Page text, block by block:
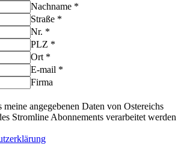
Nachname *
Straße *
Nr. *
PLZ *
Ort *
E-mail *
Firma
meine angegebenen Daten von Ostereichs
Stromline Abonnements verarbeitet werden